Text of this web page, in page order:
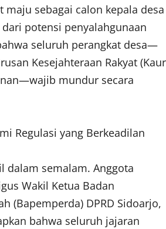
sebagai calon kepala desa
potensi penyalahgunaan
seluruh perangkat desa—
Kesejahteraan Rakyat (Kaur
mundur secara
Regulasi yang Berkeadilan
dalam semalam. Anggota
Wakil Ketua Badan
(Bapemperda) DPRD Sidoarjo,
bahwa seluruh jajaran